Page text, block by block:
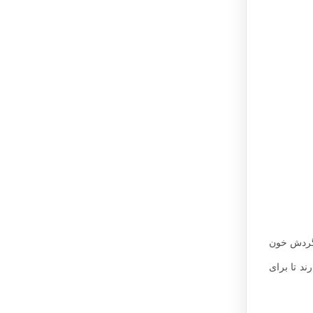
گردش خون
تا برای